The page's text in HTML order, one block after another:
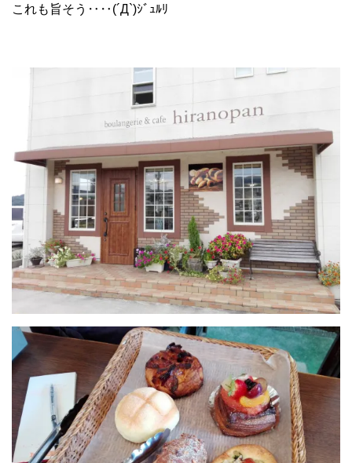
これも旨そう‥‥(´Д`)ｼﾞｭﾙﾘ